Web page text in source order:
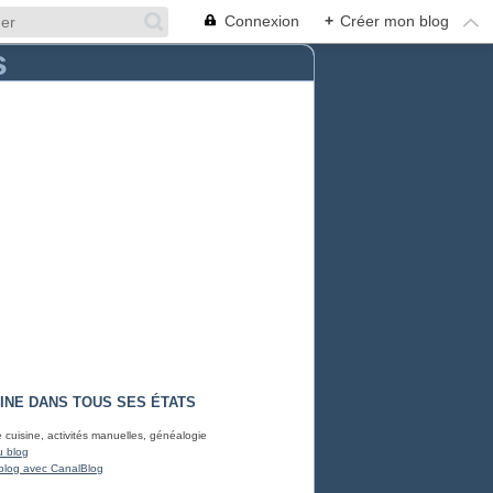
Connexion + Créer mon blog
DANS TOUS SES ÉTATS
cuisine, activités manuelles, généalogie
blog
avec CanalBlog